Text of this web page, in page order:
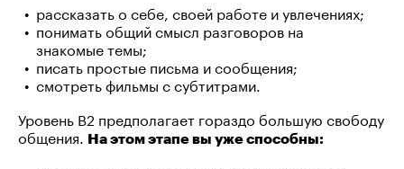
рассказать о себе, своей работе и увлечениях;
понимать общий смысл разговоров на
знакомые темы;
писать простые письма и сообщения;
смотреть фильмы с субтитрами.
Уровень B2 предполагает гораздо большую свободу
общения. На этом этапе вы уже способны: